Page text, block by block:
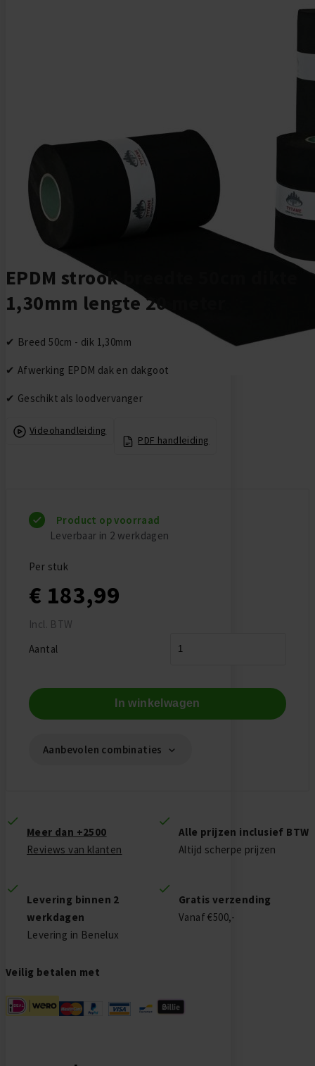
Ga naar het begin van de afbeeldingen-gallerij
EPDM strook breedte 50cm dikte
1,30mm lengte 20 meter
✔ Breed 50cm - dik 1,30mm
✔ Afwerking EPDM dak en dakgoot
✔ Geschikt als loodvervanger
Videohandleiding
PDF handleiding
Product op voorraad
Leverbaar in 2 werkdagen
Per stuk
€ 183,99
Incl. BTW
Aantal
In winkelwagen
Aanbevolen combinaties
Meer dan +2500
Reviews van klanten
Alle prijzen inclusief BTW
Altijd scherpe prijzen
Levering binnen 2
werkdagen
Levering in Benelux
Gratis verzending
Vanaf €500,-
Veilig betalen met